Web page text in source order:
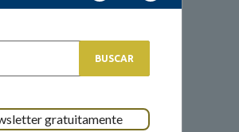
gratuitamente